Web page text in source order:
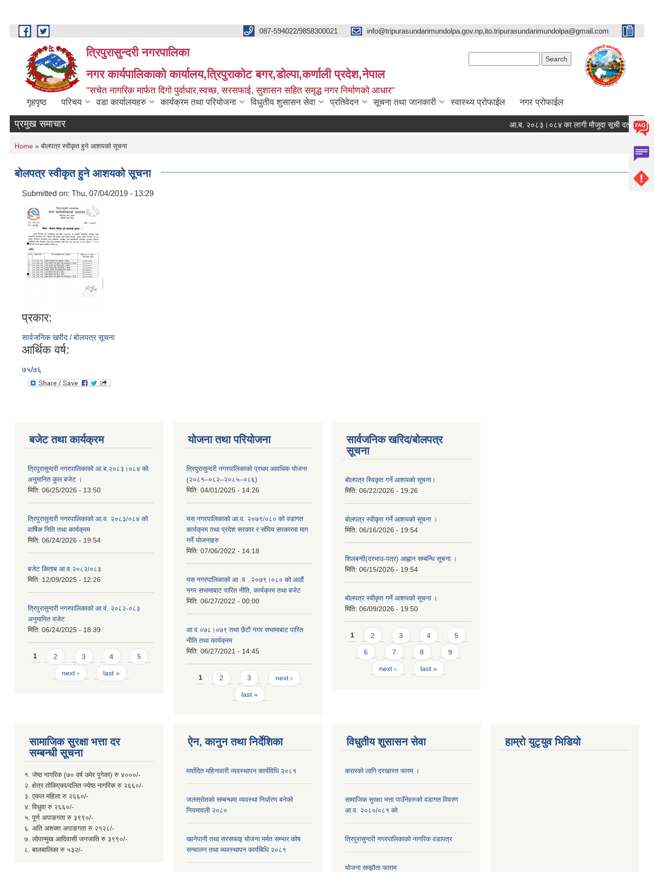
Skip to main content 087-594022/9858300021 info@tripurasundarimundolpa.gov.np,ito.tripurasundarimundolpa@gmail.com
त्रिपुरासुन्दरी नगरपालिका
नगर कार्यपालिकाको कार्यालय,त्रिपुराकोट बगर,डोल्पा,कर्णाली प्रदेश,नेपाल
"सचेत नागरिक मार्फत दिगो पुर्वाधार,स्वच्छ, सरसफाई, सुशासन सहित समृद्ध नगर निर्माणको आधार"
गृहपृष्ठ परिचय वडा कार्यालयहरु कार्यक्रम तथा परियोजना विधुतीय शुसासन सेवा प्रतिवेदन सूचना तथा जानकारी स्वास्थ्य प्रोफाईल नगर प्रोफाईल
प्रमुख समाचार आ.ब. २०८३।०८४ का लागी मौजुदा सूची दर्ता गर्ने सम्बन्धी
You are here
Home » बोलपत्र स्वीकृत हुने आशयको सूचना
बोलपत्र स्वीकृत हुने आशयको सूचना
Submitted on: Thu, 07/04/2019 - 13:29
प्रकार:
सार्वजनिक खरीद / बोलपत्र सूचना
आर्थिक वर्ष:
७५/७६
बजेट तथा कार्यक्रम
त्रिपुरासुन्दरी नगरपालिकाको आ.ब.२०८३।०८४ को
अनुमानित कुल बजेट ।
मिति: 06/25/2026 - 13:50
त्रिपुरासुन्दरी नगरपालिकाको आ.व. २०८३/०८४ को
वार्षिक निति तथा कार्यक्रम
मिति: 06/24/2026 - 19:54
बजेट किताब आ.व.२०८२/०८३
मिति: 12/09/2025 - 12:26
त्रिपुरासुन्दरी नगरपालिकाको आ.वं. २०८२-०८३
अनुमानित वजेट
मिति: 06/24/2025 - 18:39
Pages
1 2 3 4 5
next › last »
योजना तथा परियोजना
त्रिपुरासुन्दरी नगरपालिकाको प्रथम आवधिक योजना
(२०८१–०८२–२०८५–०८६)
मिति: 04/01/2025 - 14:26
यस नगरपालिकाको आ.व. २०७९/०८० को वडागत
कार्यक्रम तथा प्रदेश सरकार र संघिय सरकारमा माग
गर्ने याेजनाहरु
मिति: 07/06/2022 - 14:18
यस नगरपालिकाको आ‍ .व . २०७९।०८० को आठौं
नगर सभामाबाट पारित नीति, कार्यक्रम तथा बजेट
मिति: 06/27/2022 - 00:00
आ‍ व ०७८।०७९ तथा छैटाै नगर सभामाबाट पारित
नीति तथा कार्यक्रम
मिति: 06/27/2021 - 14:45
Pages
1 2 3 next ›
last »
सार्वजनिक खरिद/बोलपत्र
सूचना
बाेलपत्र स्विकृत गर्ने आशयकाे सूचना।
मिति: 06/22/2026 - 19:26
बोलपत्र स्वीकृत गर्ने आशयको सूचना ।
मिति: 06/16/2026 - 19:54
शिलबन्दी(दरभाउ-पत्र) आह्वान सम्बन्धि सूचना ।
मिति: 06/15/2026 - 19:54
बोलपत्र स्वीकृत गर्ने आशयको सूचना ।
मिति: 06/09/2026 - 19:50
Pages
1 2 3 4 5
6 7 8 9
next › last »
सामाजिक सुरक्षा भत्ता दर
सम्बन्धी सूचना
१. जेष्ठ नागरिक (७० वर्ष उमेर पुगेका) रु ४०००/-
२. क्षेत्र तोकिएका/दलित ज्येष्ठ नागरिक रु २६६०/-
३. एकल महिला रु २६६०/-
४. विधुवा रु २६६०/-
५. पूर्ण अपाङगता रु ३९९०/-
६. अति अशक्त अपाङगता रु २१२८/-
७. लोपान्मुख आदिवासी जनजाति रु ३९९०/-
८. बालबालिका रु ५३२/-
ऐन, कानुन तथा निर्देशिका
मर्यादित महिनावारी व्यवस्थापन कार्यविधि २०८१
जलस्रोतको सम्बन्धमा व्यवस्था निर्धारण बनेको
नियमावली २०८०
खानेपानी तथा सरसफाइ योजना मर्मत सम्भार कोष
सन्चालन तथा ब्यवस्थापन कार्यबिधि २०८१
विधुतीय शुसासन सेवा
करारको लागि दरखास्त फारम ।
सामाजिक सुरक्षा भत्ता पाउँनेहरुको वडागत विवरण
आ.व. २०८०/०८१ को
त्रिपुरासुन्दरी नगरपालिकाको नागरिक वडापत्र
याेजना सम्झौता फाराम
हाम्राे युटृयुव भिडियाे